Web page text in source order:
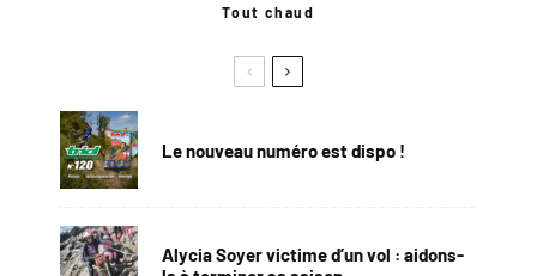
Tout chaud
Le nouveau numéro est dispo !
Alycia Soyer victime d’un vol : aidons-